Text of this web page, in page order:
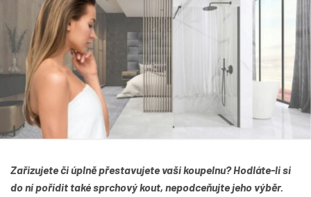
Zařizujete či úplně přestavujete vaši koupelnu? Hodláte-li si
do ní pořídit také sprchový kout, nepodceňujte jeho výběr.